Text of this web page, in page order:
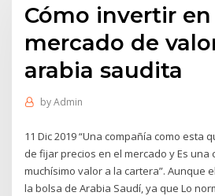
Cómo invertir en
mercado de
arabia saudita
byAdmin
11 Dic 2019 “Una compañía como esta
de fijar precios en el mercado y Es
muchísimo valor a la cartera”. Aunque
la bolsa de Arabia Saudí, ya que Lo